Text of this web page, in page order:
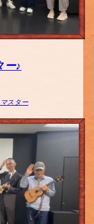
ー♪
スター